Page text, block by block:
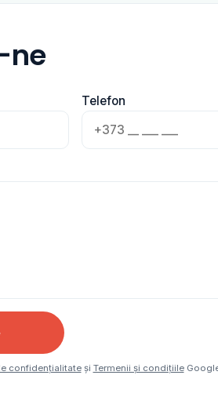
ne
Telefon
confidențialitateși Termenii și condițiile